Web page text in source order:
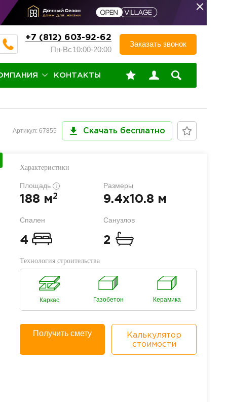
+7 (812) 603-92-62
Пн-Вс10:00-20:00
Заказать звонок
КОНТАКТЫ
Артикул: 67855 Скачать бесплатно
Характеристики
Площадь i
188 м2
Размеры
9.4x10.8 м
Спален
4
Санузлов
2
Технология строительства
Каркас Газобетон Керамика
Получить смету
Калькулятор
стоимости